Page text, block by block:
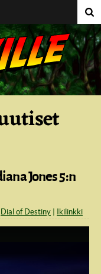
Jones 5:n
Dial of Destiny Ikilinkki